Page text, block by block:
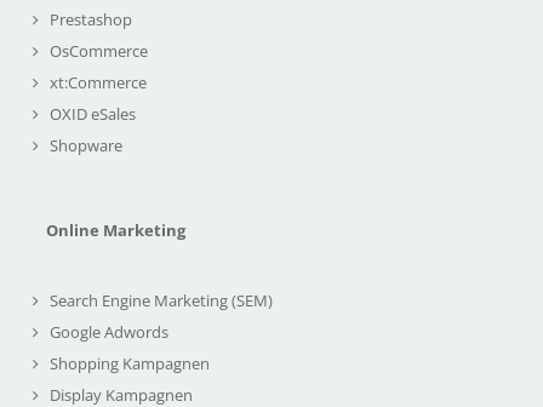
Prestashop
OsCommerce
xt:Commerce
OXID eSales
Shopware
Online Marketing
Search Engine Marketing (SEM)
Google Adwords
Shopping Kampagnen
Display Kampagnen